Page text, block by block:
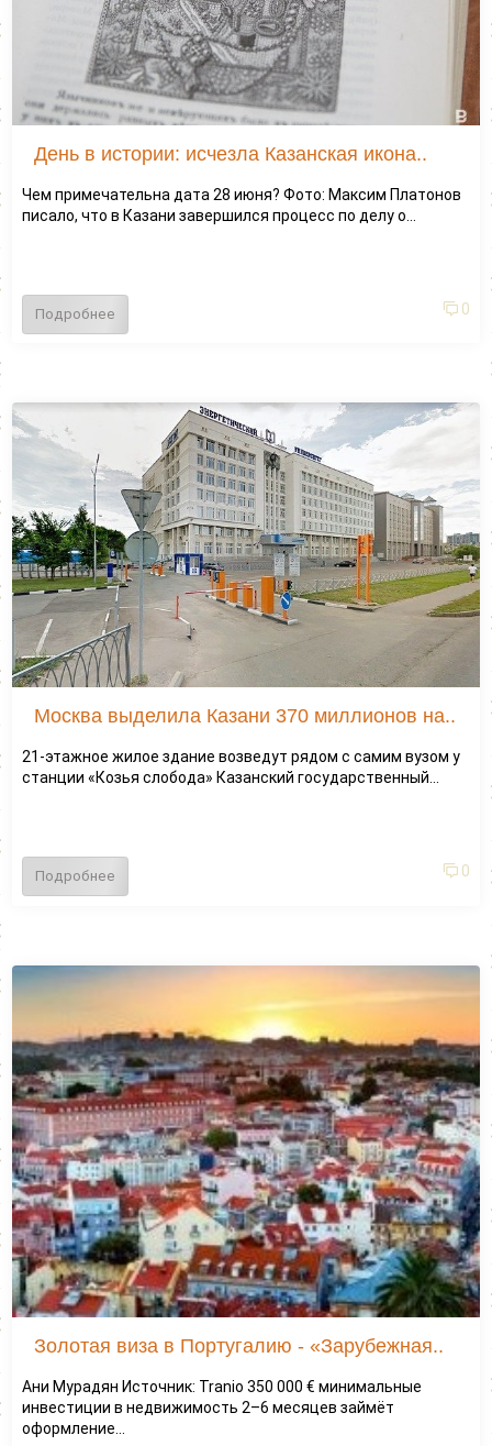
День в истории: исчезла Казанская икона..
Чем примечательна дата 28 июня? Фото: Максим Платонов
писало, что в Казани завершился процесс по делу о...
Подробнее 0
Москва выделила Казани 370 миллионов на..
21-этажное жилое здание возведут рядом с самим вузом у
станции «Козья слобода» Казанский государственный...
Подробнее 0
Золотая виза в Португалию - «Зарубежная..
Ани Мурадян Источник: Tranio 350 000 € минимальные
инвестиции в недвижимость 2–6 месяцев займёт
оформление...